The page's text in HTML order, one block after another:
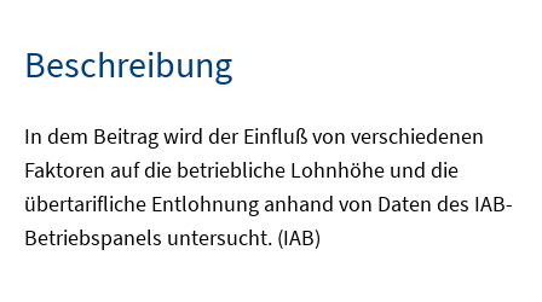
Beschreibung
In dem Beitrag wird der Einfluß von verschiedenen
Faktoren auf die betriebliche Lohnhöhe und die
übertarifliche Entlohnung anhand von Daten des IAB-
Betriebspanels untersucht. (IAB)